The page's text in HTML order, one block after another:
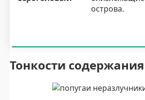
острова.
Тонкости содержания